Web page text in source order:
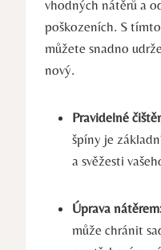
vhodných nátěrů a
poškozeních. S
můžete snadno
nový.
Pravidelné
špíny je
a svěžesti
Úprava
může chránit